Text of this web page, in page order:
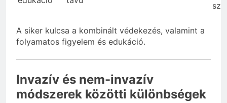
A siker kulcsa a kombinált védekezés, valamint a
folyamatos figyelem és edukáció.
Invazív és nem-invazív
módszerek közötti különbségek